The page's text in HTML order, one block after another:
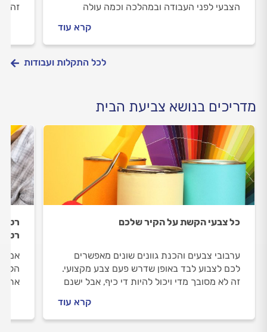
הצבעי לפני העבודה ובמהלכה וכמה עולה
קרא עוד
זה
לכל התקלות ועבודות
מדריכים בנושא צביעת הבית
כל צבעי הקשת על הקיר שלכם
ערבובי צבעים והכנת גוונים שונים מאפשרים
לכם לצבוע לבד באופן שדרש פעם צבע מקצועי.
זה לא מסובך מדי ויכול להיות די כיף, אבל ישנם
קרא עוד
אם
את